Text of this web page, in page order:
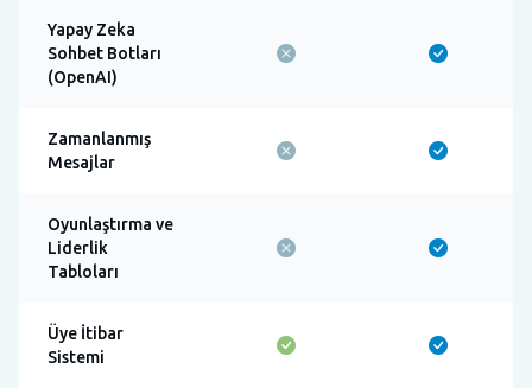
Yapay Zeka
Sohbet Botları
(OpenAI)
Zamanlanmış
Mesajlar
Oyunlaştırma ve
Liderlik
Tabloları
Üye İtibar
Sistemi